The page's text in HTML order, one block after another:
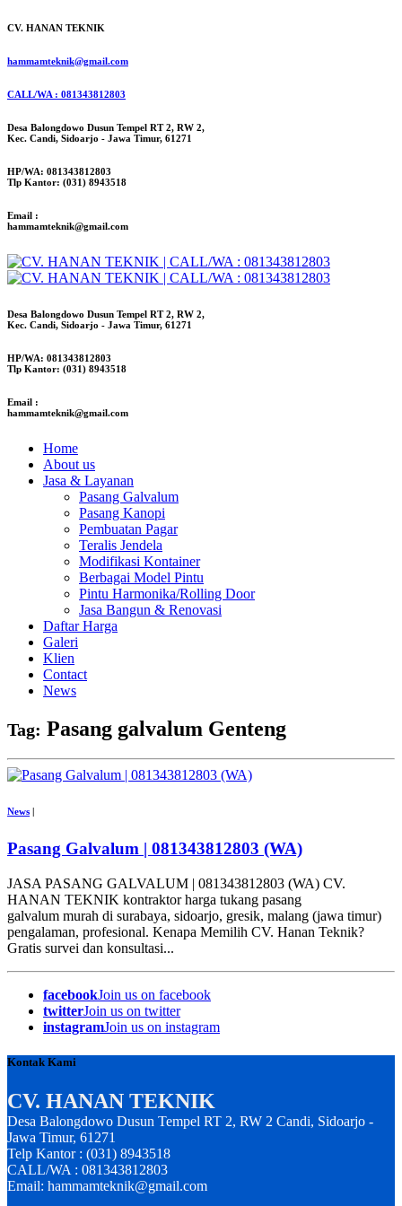
CV. HANAN TEKNIK
hammamteknik@gmail.com
CALL/WA : 081343812803
Desa Balongdowo Dusun Tempel RT 2, RW 2,
Kec. Candi, Sidoarjo - Jawa Timur, 61271
HP/WA: 081343812803
Tlp Kantor: (031) 8943518
Email :
hammamteknik@gmail.com
Desa Balongdowo Dusun Tempel RT 2, RW 2,
Kec. Candi, Sidoarjo - Jawa Timur, 61271
HP/WA: 081343812803
Tlp Kantor: (031) 8943518
Email :
hammamteknik@gmail.com
Home
About us
Jasa & Layanan
Pasang Galvalum
Pasang Kanopi
Pembuatan Pagar
Teralis Jendela
Modifikasi Kontainer
Berbagai Model Pintu
Pintu Harmonika/Rolling Door
Jasa Bangun & Renovasi
Daftar Harga
Galeri
Klien
Contact
News
Tag: Pasang galvalum Genteng
News
Pasang Galvalum | 081343812803 (WA)
JASA PASANG GALVALUM | 081343812803 (WA) CV.
HANAN TEKNIK kontraktor harga tukang pasang
galvalum murah di surabaya, sidoarjo, gresik, malang (jawa timur)
pengalaman, profesional. Kenapa Memilih CV. Hanan Teknik?
Gratis survei dan konsultasi...
facebookJoin us on facebook
twitterJoin us on twitter
instagramJoin us on instagram
Kontak Kami
CV. HANAN TEKNIK
Desa Balongdowo Dusun Tempel RT 2, RW 2 Candi, Sidoarjo -
Jawa Timur, 61271
Telp Kantor : (031) 8943518
CALL/WA : 081343812803
Email: hammamteknik@gmail.com